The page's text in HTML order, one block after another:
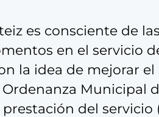
es consciente de
en el servicio
la idea de mejorar el
Municipal
del servicio